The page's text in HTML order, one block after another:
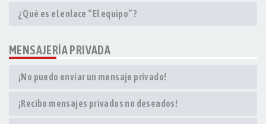
¿Qué es el enlace “El equipo”?
MENSAJERÍA PRIVADA
¡No puedo enviar un mensaje privado!
¡Recibo mensajes privados no deseados!